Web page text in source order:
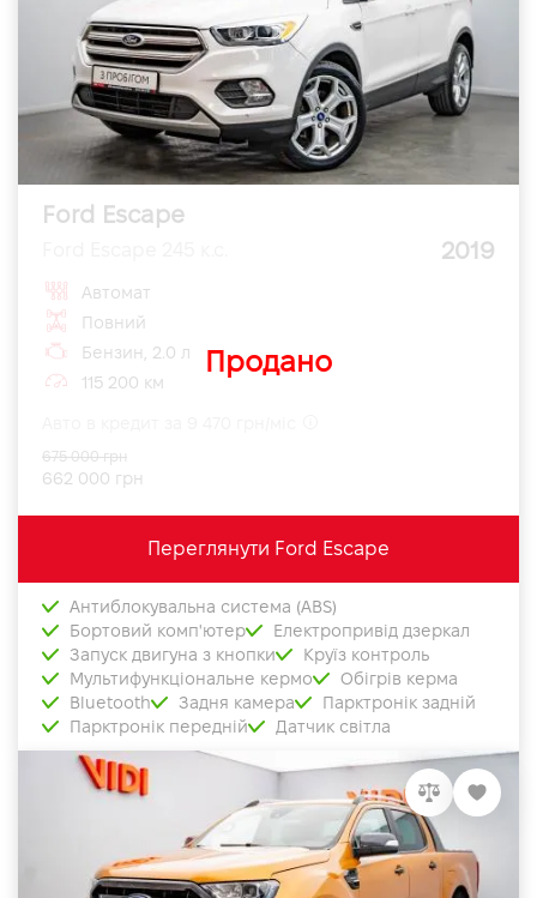
Ford Escape
2019
Продано
Автомат
Повний
Бензин, 2.0 л
115 200 км
662 000 грн
675 000 грн
Переглянути Ford Escape
Антиблокувальна система (ABS)
Бортовий комп'ютер
Електропривід дзеркал
Запуск двигуна з кнопки
Круїз контроль
Мультифункціональне кермо
Обігрів керма
Bluetooth
Задня камера
Парктронік задній
Парктронік передній
Датчик світла